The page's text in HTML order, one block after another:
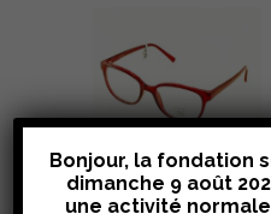
Bonjour, la fondation
dimanche 9 août
une activité